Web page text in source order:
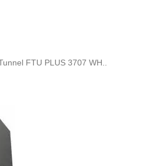
FTU PLUS 3707 WH..